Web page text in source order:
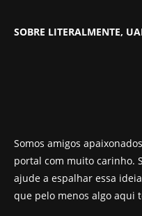
SOBRE LITERALMENTE,
Somos amigos
portal com muito carinho.
ajude a espalhar essa
que pelo menos algo aqui